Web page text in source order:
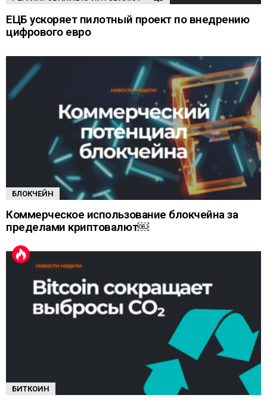
ЕЦБ ускоряет пилотный проект по внедрению
цифрового евро
БЛОКЧЕЙН
Коммерческое использование блокчейна за
пределами криптовалют￼
БИТКОИН